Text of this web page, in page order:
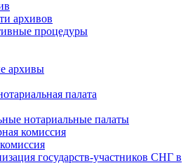
архивов
процедуры
архивы
палата
нотариальные палаты
комиссия
государств-участников СНГ в